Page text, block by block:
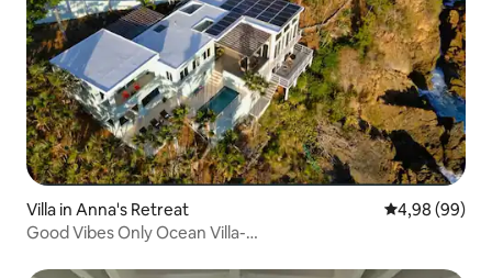
Villa in Anna's Retreat Gemiddelde
4,98 (99)
Good Vibes Only Ocean Villa-